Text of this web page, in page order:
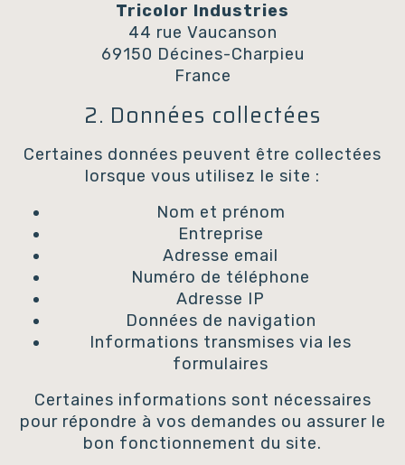
Tricolor Industries
44 rue Vaucanson
69150 Décines-Charpieu
France
2. Données collectées
Certaines données peuvent être collectées
lorsque vous utilisez le site :
Nom et prénom
Entreprise
Adresse email
Numéro de téléphone
Adresse IP
Données de navigation
Informations transmises via les
formulaires
Certaines informations sont nécessaires
pour répondre à vos demandes ou assurer le
bon fonctionnement du site.